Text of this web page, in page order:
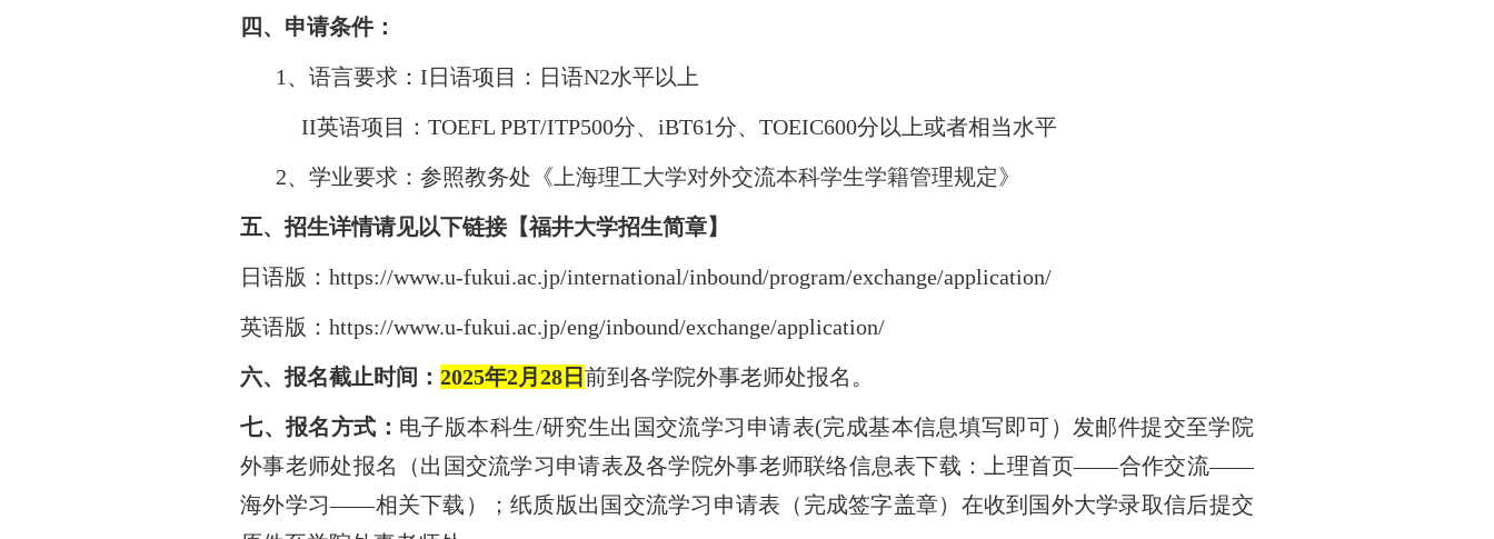
四、申请条件：
1、语言要求：I日语项目： 日语N2水平以上
II英语项目：TOEFL PBT/ITP500分、iBT61分、TOEIC600分以上或者相当水平
2、学业要求：参照教务处 《 上海理工大学对外交流本科学生学籍管理规定》
五、招生详情请见以下链接【福井大学招生简章】
日语版：https://www.u-fukui.ac.jp/international/inbound/program/exchange/application/
英语版 ：https://www.u-fukui.ac.jp/eng/inbound/exchange/application/
六、报名截止时间：2025年2月28 日前到各学院外事老师处报名。
七、报名方式： 电子版本科生/研究生出国交流学习申请表(完成基本信息填写即可）发邮件提交至学院
外事老师处报名（出国交流学习申请表及各学院外事老师联络信息表下载：上理首页——合作交流——
海外学习——相关下载）；纸质版出国交流学习申请表（完成签字盖章）在收到国外大学录取信后提交